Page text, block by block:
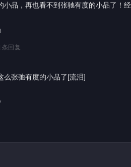
小品，再也看不到张驰有度的小品了！
条回复
么张弛有度的小品了[流泪]